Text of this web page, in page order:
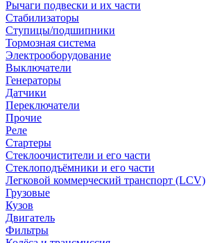
Рычаги подвески и их части
Стабилизаторы
Ступицы/подшипники
Тормозная система
Электрооборудование
Выключатели
Генераторы
Датчики
Переключатели
Прочие
Реле
Стартеры
Стеклоочистители и его части
Стеклоподъёмники и его части
Легковой коммерческий транспорт (LCV)
Грузовые
Кузов
Двигатель
Фильтры